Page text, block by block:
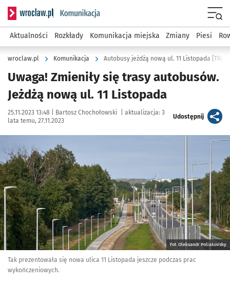
Serwis informacyjny wroclaw.pl podserwis: Komunikacja
Aktualności Rozkłady Komunikacja miejska Zmiany Piesi
wroclaw.pl Komunikacja Autobusy jeżdżą nową ul. 11 Listopada
Uwaga! Zmieniły się trasy autobusów.
Jeżdżą nową ul. 11 Listopada
Data publikacji:
25.11.2023 13:48 | Autor:
Bartosz Chochołowski aktualizacja: 3
lata temu, 27.11.2023
Udostępnijartykuł
Fot. Oleksandr Poliakovsky
Tak prezentowała się nowa ulica 11 Listopada jeszcze podczas prac
wykończeniowych.